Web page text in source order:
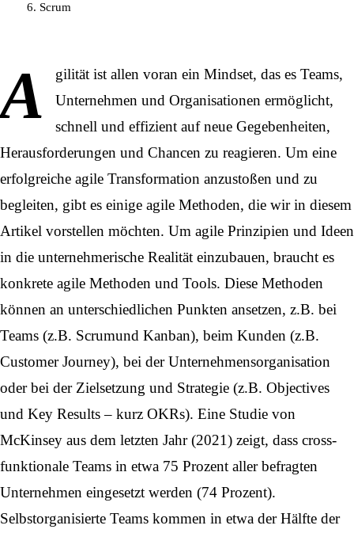
Scrum
A
gilität ist allen voran ein Mindset, das es Teams,
Unternehmen und Organisationen ermöglicht,
schnell und effizient auf neue Gegebenheiten,
Herausforderungen und Chancen zu reagieren. Um eine
erfolgreiche agile Transformation anzustoßen und zu
begleiten, gibt es einige agile Methoden, die wir in diesem
Artikel vorstellen möchten. Um agile Prinzipien und Ideen
in die unternehmerische Realität einzubauen, braucht es
konkrete agile Methoden und Tools. Diese Methoden
können an unterschiedlichen Punkten ansetzen, z.B. bei
Teams (z.B. Scrumund Kanban), beim Kunden (z.B.
Customer Journey), bei der Unternehmensorganisation
oder bei der Zielsetzung und Strategie (z.B. Objectives
und Key Results – kurz OKRs). Eine Studie von
McKinsey aus dem letzten Jahr (2021) zeigt, dass cross-
funktionale Teams in etwa 75 Prozent aller befragten
Unternehmen eingesetzt werden (74 Prozent).
Selbstorganisierte Teams kommen in etwa der Hälfte der